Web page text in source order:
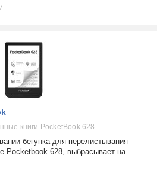
книги PocketBook 628
бегунка для перелистывания
Pocketbook 628, выбрасывает на